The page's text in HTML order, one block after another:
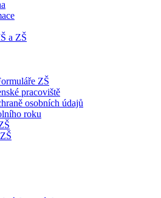
a ZŠ
ZŠ
pracoviště
osobních údajů
roku